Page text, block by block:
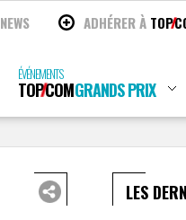
NEWS ADHÉRER À TOP
ÉVÉNEMENTS
TOPCOMGRANDS PRIX
LES